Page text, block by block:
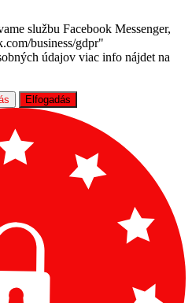
službu Facebook Messenger,
business/gdpr"
údajov viac info nájdet na
Elfogadás